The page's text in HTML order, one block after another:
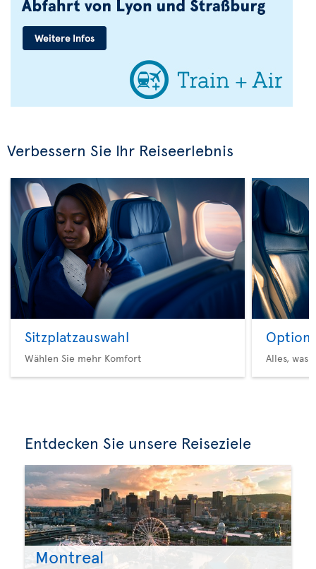
Verbessern Sie Ihr Reiseerlebnis
Sitzplatzauswahl
Wählen Sie mehr Komfort
Option
Alles, was
Entdecken Sie unsere Reiseziele
Montreal